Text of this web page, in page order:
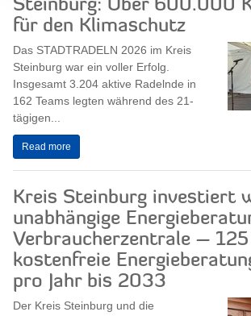
Steinburg: Über 600.000
für den Klimaschutz
Das STADTRADELN 2026 im Kreis
Steinburg war ein voller Erfolg.
Insgesamt 3.204 aktive Radelnde in
162 Teams legten während des 21-
tägigen...
Read more
Kreis Steinburg investiert
unabhängige
Verbraucherzentrale – 125
kostenfreie
pro Jahr bis 2033
Der Kreis Steinburg und die